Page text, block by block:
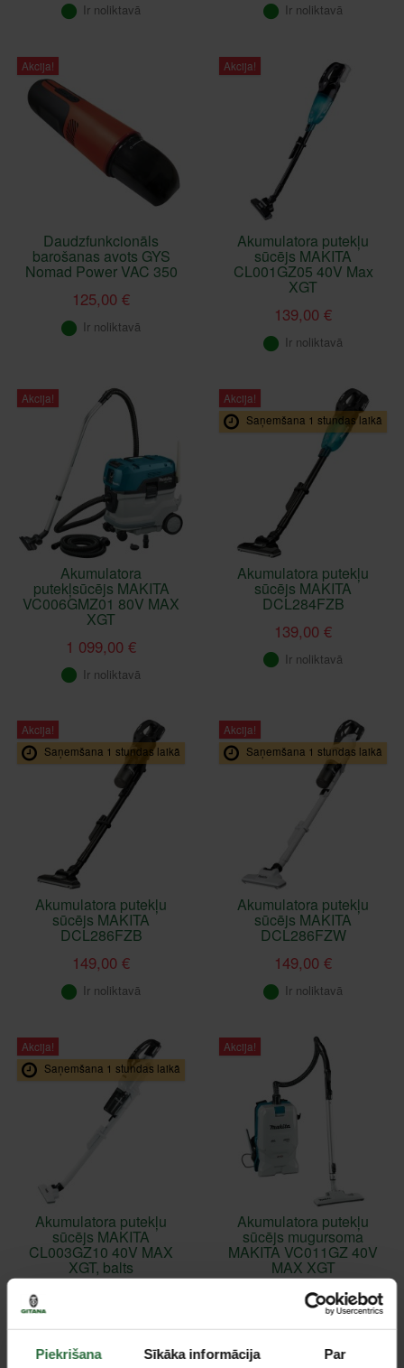
Piekrišana Sīkāka informācija Par
Ir noliktavā Ir noliktavā
Akcija!
Daudzfunkcionāls
barošanas avots GYS
Nomad Power VAC 350
125,00 €
Ir noliktavā
Akcija!
Akumulatora putekļu
sūcējs MAKITA
CL001GZ05 40V Max
XGT
139,00 €
Ir noliktavā
Akcija!
Akumulatora
putekļsūcējs MAKITA
VC006GMZ01 80V MAX
XGT
1 099,00 €
Ir noliktavā
Akcija!
Saņemšana 1 stundas laikā
Akumulatora putekļu
sūcējs MAKITA
DCL284FZB
139,00 €
Ir noliktavā
Akcija!
Saņemšana 1 stundas laikā
Akumulatora putekļu
sūcējs MAKITA
DCL286FZB
149,00 €
Ir noliktavā
Akcija!
Saņemšana 1 stundas laikā
Akumulatora putekļu
sūcējs MAKITA
DCL286FZW
149,00 €
Ir noliktavā
Akcija!
Saņemšana 1 stundas laikā
Akumulatora putekļu
sūcējs MAKITA
CL003GZ10 40V MAX
XGT, balts
Akcija!
Akumulatora putekļu
sūcējs mugursoma
MAKITA VC011GZ 40V
MAX XGT
469,00 €